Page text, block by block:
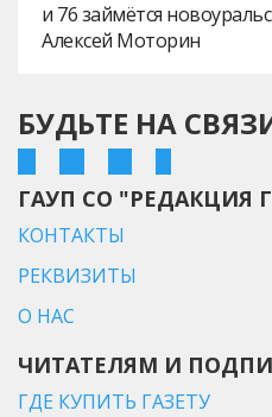
и 76 займётся
Алексей Моторин
БУДЬТЕ НА
ГАУП СО "РЕДАКЦИЯ
КОНТАКТЫ
РЕКВИЗИТЫ
О НАС
ЧИТАТЕЛЯМ И
ГДЕ КУПИТЬ ГАЗЕТУ